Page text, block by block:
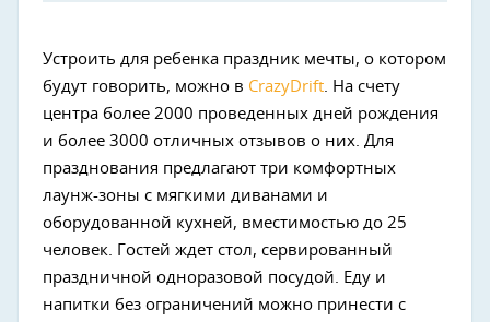
Устроить для ребенка праздник мечты, о котором
будут говорить, можно в CrazyDrift . На счету
центра более 2000 проведенных дней рождения
и более 3000 отличных отзывов о них. Для
празднования предлагают три комфортных
лаунж-зоны с мягкими диванами и
оборудованной кухней, вместимостью до 25
человек. Гостей ждет стол, сервированный
праздничной одноразовой посудой. Еду и
напитки без ограничений можно принести с